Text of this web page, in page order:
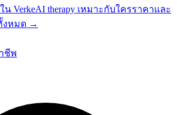
น VerkeAI therapy เหมาะกับใครราคาและ
งหมด →
ชีพ